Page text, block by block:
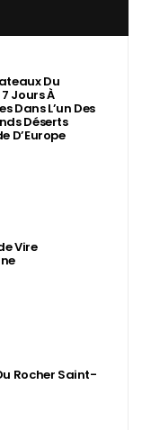
Du
Jours À
Dans L’un Des
Déserts
D’Europe
Vire
Rocher Saint-